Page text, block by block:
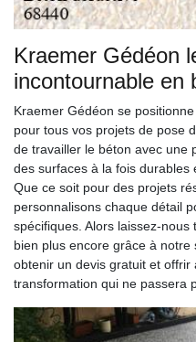
Kraemer Gédéon
incontournable en
Kraemer Gédéon se
pour tous vos projets de pose
de travailler le béton avec une
des surfaces à la fois
Que ce soit pour des projets
personnalisons chaque détail
spécifiques. Alors laissez-
bien plus encore grâce à
obtenir un devis gratuit et
transformation qui ne passera